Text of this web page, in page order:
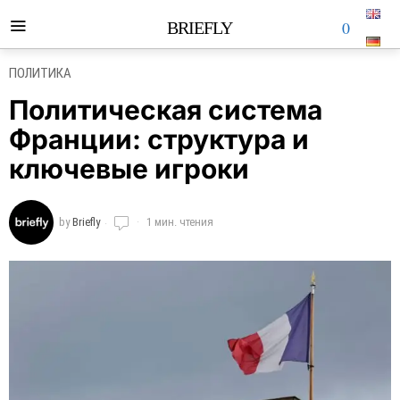
BRIEFLY 0
ПОЛИТИКА
Политическая система
Франции: структура и
ключевые игроки
byBriefly 1 мин. чтения